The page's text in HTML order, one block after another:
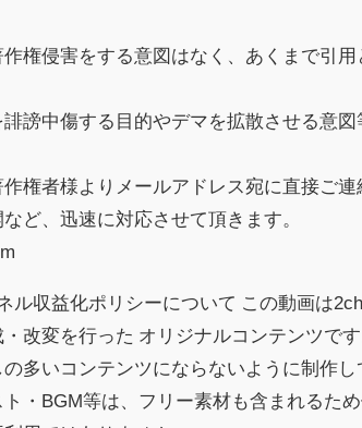
権侵害をする意図はなく、あくまで引
謗中傷する目的やデマを拡散させる意
権者様よりメールアドレス宛に直接ご連
ど、迅速に対応させて頂きます。
ル収益化ポリシーについて この動画は
改変を行った オリジナルコンテンツで
多いコンテンツにならないように制作
・BGM等は、フリー素材も含まれるた